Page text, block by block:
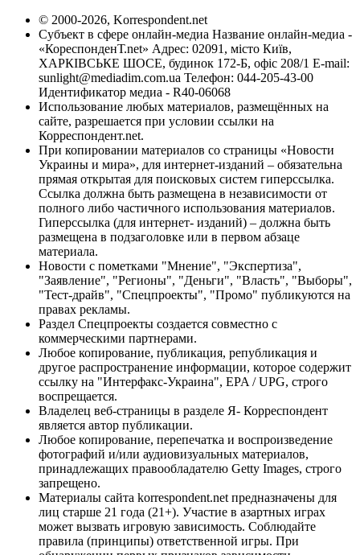
© 2000-2026, Korrespondent.net
Субъект в сфере онлайн-медиа Название онлайн-медиа -
«КореспонденТ.net» Адрес: 02091, місто Київ,
ХАРКІВСЬКЕ ШОСЕ, будинок 172-Б, офіс 208/1 E-mail:
sunlight@mediadim.com.ua Телефон: 044-205-43-00
Идентификатор медиа - R40-06068
Использование любых материалов, размещённых на
сайте, разрешается при условии ссылки на
Корреспондент.net.
При копировании материалов со страницы «Новости
Украины и мира», для интернет-изданий – обязательна
прямая открытая для поисковых систем гиперссылка.
Ссылка должна быть размещена в независимости от
полного либо частичного использования материалов.
Гиперссылка (для интернет- изданий) – должна быть
размещена в подзаголовке или в первом абзаце
материала.
Новости с пометками "Мнение", "Экспертиза",
"Заявление", "Регионы", "Деньги", "Власть", "Выборы",
"Тест-драйв", "Спецпроекты", "Промо" публикуются на
правах рекламы.
Раздел Спецпроекты создается совместно с
коммерческими партнерами.
Любое копирование, публикация, републикация и
другое распространение информации, которое содержит
ссылку на "Интерфакс-Украина", EPA / UPG, строго
воспрещается.
Владелец веб-страницы в разделе Я- Корреспондент
является автор публикации.
Любое копирование, перепечатка и воспроизведение
фотографий и/или аудиовизуальных материалов,
принадлежащих правообладателю Getty Images, строго
запрещено.
Материалы сайта korrespondent.net предназначены для
лиц старше 21 года (21+). Участие в азартных играх
может вызвать игровую зависимость. Соблюдайте
правила (принципы) ответственной игры. При